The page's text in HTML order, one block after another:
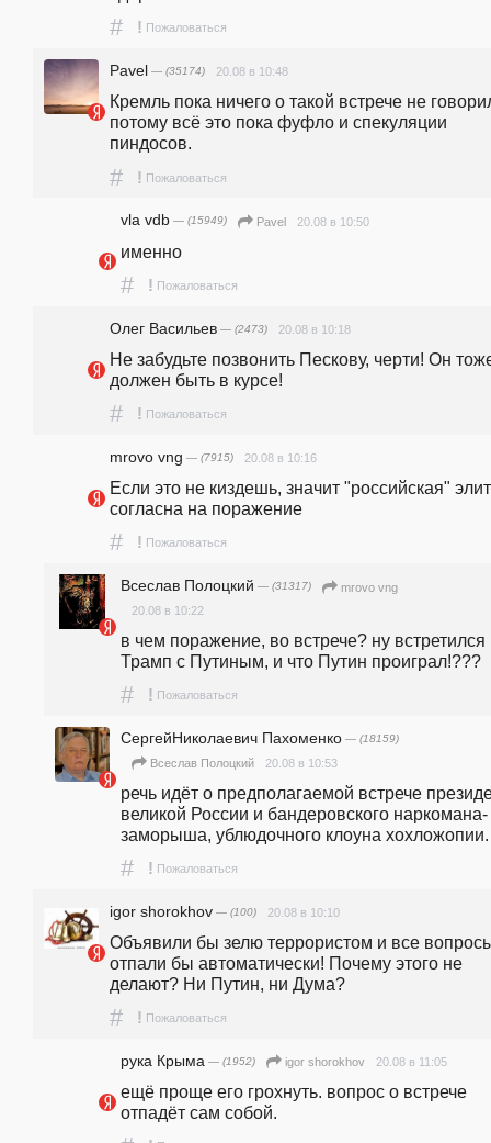
# ! Пожаловаться
Pavel — (35174) 20.08 в 10:48
Кремль пока ничего о такой встрече не
потому всё это пока фуфло и спекуляции
пиндосов.
# ! Пожаловаться
vla vdb — (15949) Pavel 20.08 в 10:50
именно
# ! Пожаловаться
Олег Васильев — (2473) 20.08 в 10:18
Не забудьте позвонить Пескову, черти! Он
должен быть в курсе!
# ! Пожаловаться
mrovo vng — (7915) 20.08 в 10:16
Если это не киздешь, значит "российская"
согласна на поражение
# ! Пожаловаться
Всеслав Полоцкий — (31317)
mrovo vng
20.08 в 10:22
в чем поражение, во встрече? ну встретился
Трамп с Путиным, и что Путин проиграл!???
# ! Пожаловаться
СергейНиколаевич Пахоменко — (18159)
Всеслав Полоцкий 20.08 в 10:53
речь идёт о предполагаемой встрече
великой России и бандеровского наркомана-
заморыша, ублюдочного клоуна хохложопии.
# ! Пожаловаться
igor shorokhov — (100) 20.08 в 10:10
Объявили бы зелю террористом и все
отпали бы автоматически! Почему этого не
делают? Ни Путин, ни Дума?
# ! Пожаловаться
рука Крыма — (1952) igor shorokhov 20.08 в 11:05
ещё проще его грохнуть. вопрос о встрече
отпадёт сам собой.